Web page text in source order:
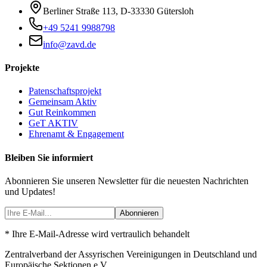
Berliner Straße 113, D-33330 Gütersloh
+49 5241 9988798
info@zavd.de
Projekte
Patenschaftsprojekt
Gemeinsam Aktiv
Gut Reinkommen
GeT AKTIV
Ehrenamt & Engagement
Bleiben Sie informiert
Abonnieren Sie unseren Newsletter für die neuesten Nachrichten
und Updates!
Abonnieren
* Ihre E-Mail-Adresse wird vertraulich behandelt
Zentralverband der Assyrischen Vereinigungen in Deutschland und
Europäische Sektionen e.V.